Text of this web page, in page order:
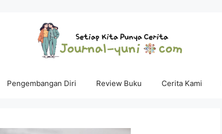
Pengembangan Diri Review Buku Cerita Kami